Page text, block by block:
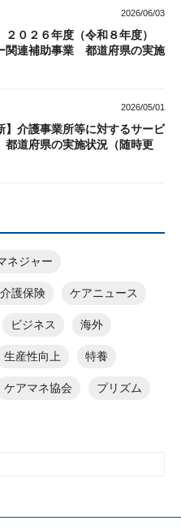
2026/06/03
２０２６年度（令和８年度）
関連補助事業 都道府県の実施
2026/05/01
】介護事業所等に対するサービ
道府県の実施状況（随時更
ネジャー
介護保険 ケアニュース
ビジネス 海外
生産性向上 特養
ケアマネ協会 プリズム